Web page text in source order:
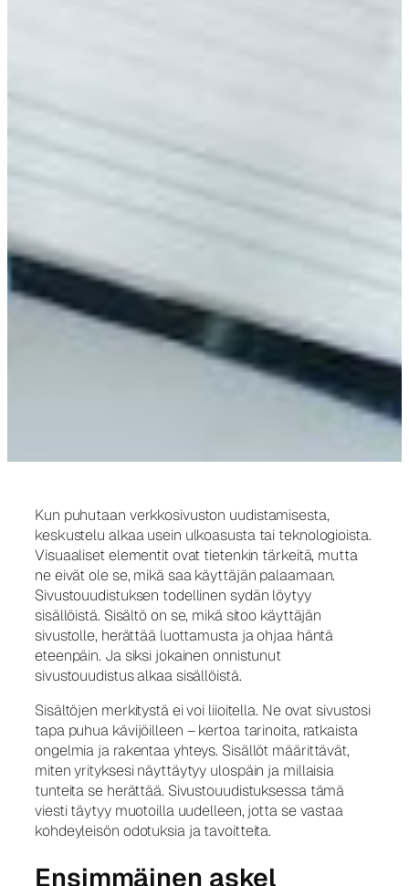
Kun puhutaan verkkosivuston uudistamisesta,
keskustelu alkaa usein ulkoasusta tai teknologioista.
Visuaaliset elementit ovat tietenkin tärkeitä, mutta
ne eivät ole se, mikä saa käyttäjän palaamaan.
Sivustouudistuksen todellinen sydän löytyy
sisällöistä. Sisältö on se, mikä sitoo käyttäjän
sivustolle, herättää luottamusta ja ohjaa häntä
eteenpäin. Ja siksi jokainen onnistunut
sivustouudistus alkaa sisällöistä.
Sisältöjen merkitystä ei voi liioitella. Ne ovat sivustosi
tapa puhua kävijöilleen – kertoa tarinoita, ratkaista
ongelmia ja rakentaa yhteys. Sisällöt määrittävät,
miten yrityksesi näyttäytyy ulospäin ja millaisia
tunteita se herättää. Sivustouudistuksessa tämä
viesti täytyy muotoilla uudelleen, jotta se vastaa
kohdeyleisön odotuksia ja tavoitteita.
Ensimmäinen askel